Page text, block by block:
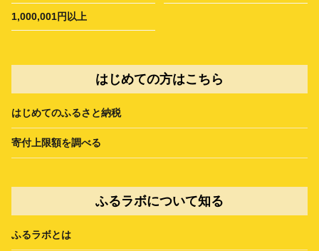
1,000,001円以上
はじめての方はこちら
はじめてのふるさと納税
寄付上限額を調べる
ふるラボについて知る
ふるラボとは